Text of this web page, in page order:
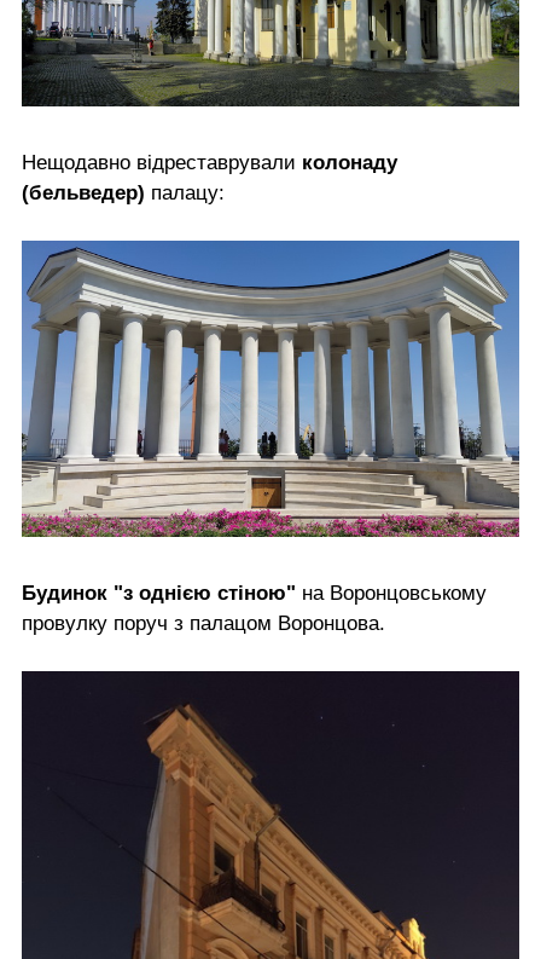
Нещодавно відреставрували колонаду
(бельведер) палацу:
Будинок "з однією стіною" на Воронцовському
провулку поруч з палацом Воронцова.